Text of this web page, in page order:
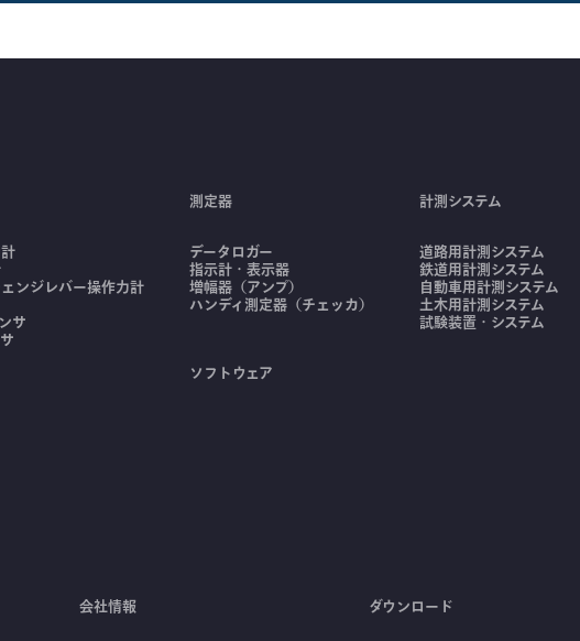
ンジレバー操作力計
サ
測定器
データロガー
指示計・表示器
増幅器（アンプ）
ハンディ測定器（チェッカ）
ソフトウェア
計測システム
道路用計測システム
鉄道用計測システム
自動車用計測システム
土木用計測システム
試験装置・システム
会社情報 ダウンロード